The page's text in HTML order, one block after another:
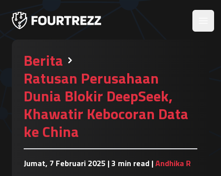
Berita
Ratusan Perusahaan
Dunia Blokir DeepSeek,
Khawatir Kebocoran Data
ke China
Jumat, 7 Februari 2025 |3 min read |Andhika R